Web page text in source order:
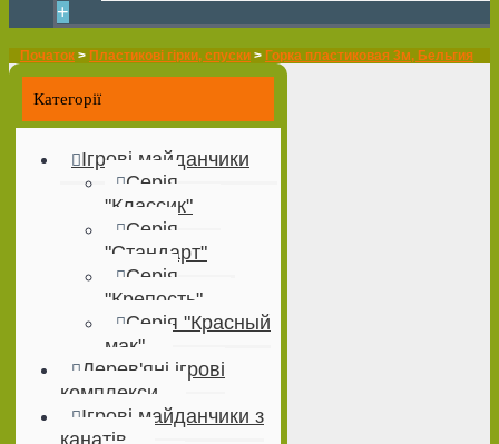
+
Початок > Пластикові гірки, спуски > Горка пластиковая 3м, Бельгия
Категорії
Ігрові майданчики
Серія
"Классик"
Серія
"Стандарт"
Серія
"Крепость"
Серія "Красный
мак"
Дерев'яні ігрові
комплекси
Ігрові майданчики з
канатів